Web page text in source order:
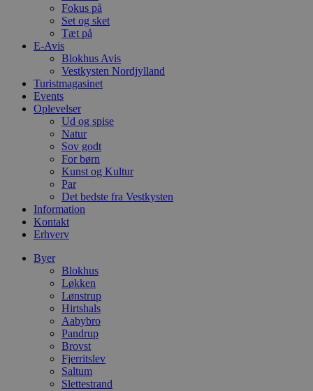
Fokus på
Set og sket
Tæt på
E-Avis
Blokhus Avis
Vestkysten Nordjylland
Turistmagasinet
Events
Oplevelser
Ud og spise
Natur
Sov godt
For børn
Kunst og Kultur
Par
Det bedste fra Vestkysten
Information
Kontakt
Erhverv
Byer
Blokhus
Løkken
Lønstrup
Hirtshals
Aabybro
Pandrup
Brovst
Fjerritslev
Saltum
Slettestrand